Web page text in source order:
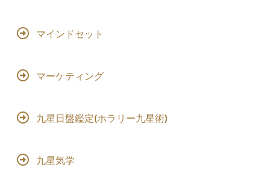
マインドセット
マーケティング
九星日盤鑑定(ホラリー九星術)
九星気学